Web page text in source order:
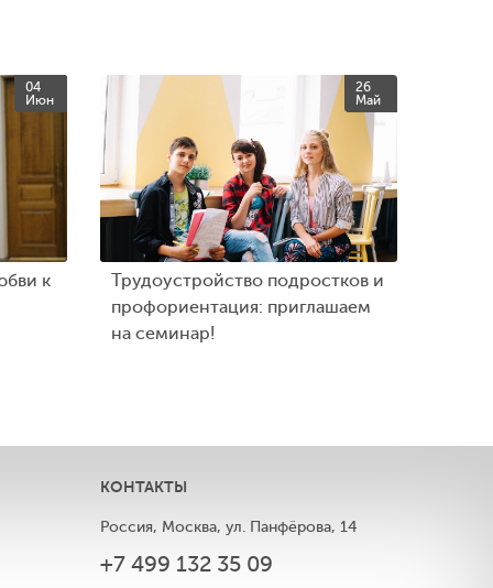
04
Июн
к
26
Май
Трудоустройство подростков и
профориентация: приглашаем
на семинар!
КОНТАКТЫ
Россия, Москва, ул. Панфёрова, 14
+7 499 132 35 09